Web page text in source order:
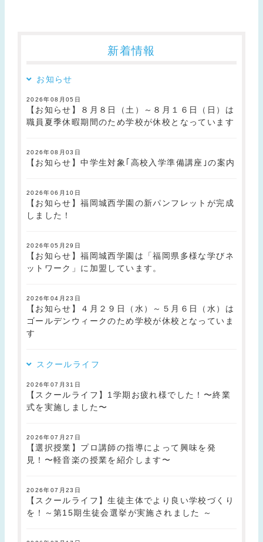
新着情報
お知らせ
2026年08月05日
【お知らせ】８月８日（土）～８月１６日（日）は
職員夏季休暇期間のため学校が休校となっています
2026年08月03日
【お知らせ】中学生対象｢高校入学準備講座｣の案内
2026年06月10日
【お知らせ】福岡城西学園の新パンフレットが完成
しました！
2026年05月29日
【お知らせ】福岡城西学園は「福岡県多様な学びネ
ットワーク」に加盟しています。
2026年04月23日
【お知らせ】４月２９日（水）～５月６日（水）は
ゴールデンウィークのため学校が休校となっていま
す
スクールライフ
2026年07月31日
【スクールライフ】1学期お疲れ様でした！〜終業
式を実施しました〜
2026年07月27日
【選択授業】プロ講師の指導によって興味を発
見！〜軽音楽の授業を紹介します〜
2026年07月23日
【スクールライフ】生徒主体でより良い学校づくり
を！～第15期生徒会選挙が実施されました ～